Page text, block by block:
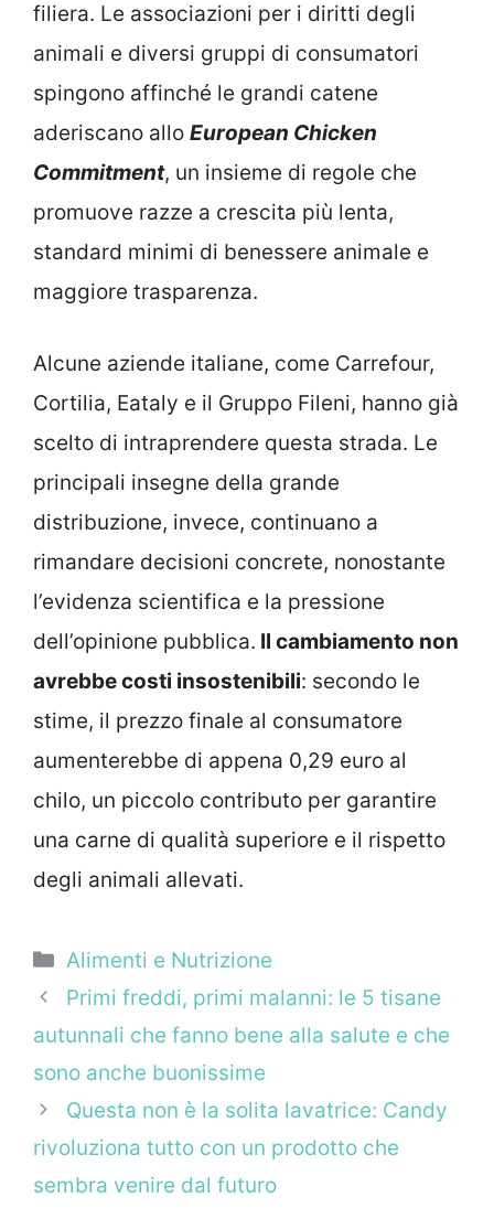
filiera. Le associazioni per i diritti degli
animali e diversi gruppi di consumatori
spingono affinché le grandi catene
aderiscano allo European Chicken
Commitment, un insieme di regole che
promuove razze a crescita più lenta,
standard minimi di benessere animale e
maggiore trasparenza.
Alcune aziende italiane, come Carrefour,
Cortilia, Eataly e il Gruppo Fileni, hanno già
scelto di intraprendere questa strada. Le
principali insegne della grande
distribuzione, invece, continuano a
rimandare decisioni concrete, nonostante
l’evidenza scientifica e la pressione
dell’opinione pubblica. Il cambiamento non
avrebbe costi insostenibili: secondo le
stime, il prezzo finale al consumatore
aumenterebbe di appena 0,29 euro al
chilo, un piccolo contributo per garantire
una carne di qualità superiore e il rispetto
degli animali allevati.
Categorie
Alimenti e Nutrizione
Primi freddi, primi malanni: le 5 tisane
autunnali che fanno bene alla salute e che
sono anche buonissime
Questa non è la solita lavatrice: Candy
rivoluziona tutto con un prodotto che
sembra venire dal futuro